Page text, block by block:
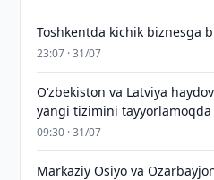
Toshkentda kichik biznesga
23:07 · 31/07
Oʻzbekiston va Latviya
yangi tizimini tayyorlamoqda
09:30 · 31/07
Markaziy Osiyo va